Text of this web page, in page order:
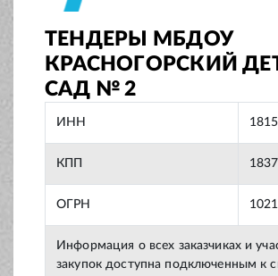
ТЕНДЕРЫ МБДОУ
КРАСНОГОРСКИЙ
САД № 2
ИНН
КПП
ОГРН
Информация о всех заказчиках и
закупок доступна подключенным к